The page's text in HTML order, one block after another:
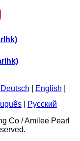
Deutsch English
Pусский